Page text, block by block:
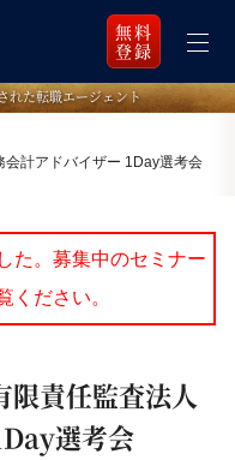
無料
登録
れた転職エージェント
計アドバイザー 1Day選考会
た。募集中のセミナー
ください。
責任監査法人
選考会